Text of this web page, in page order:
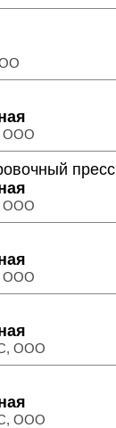
ООО
пресс
ООО
ООО
ООО
ООО